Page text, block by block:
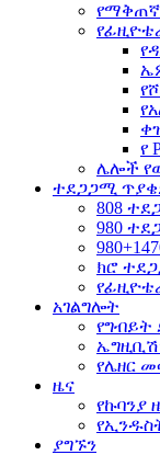
የ
ሌሎች
ተደጋጋሚ
808
980
ክሮ
አገልግሎት
የግብይት
የሌዘር
ዜና
የኩባንያ
ያግኙን